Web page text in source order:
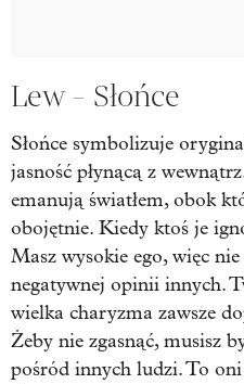
Lew - Słońce
Słońce symbolizuje
jasność płynącą z
emanują światłem, obok
obojętnie. Kiedy ktoś je
Masz wysokie ego, więc
negatywnej opinii innych.
wielka charyzma zawsze
Żeby nie zgasnąć, musisz
pośród innych ludzi. To